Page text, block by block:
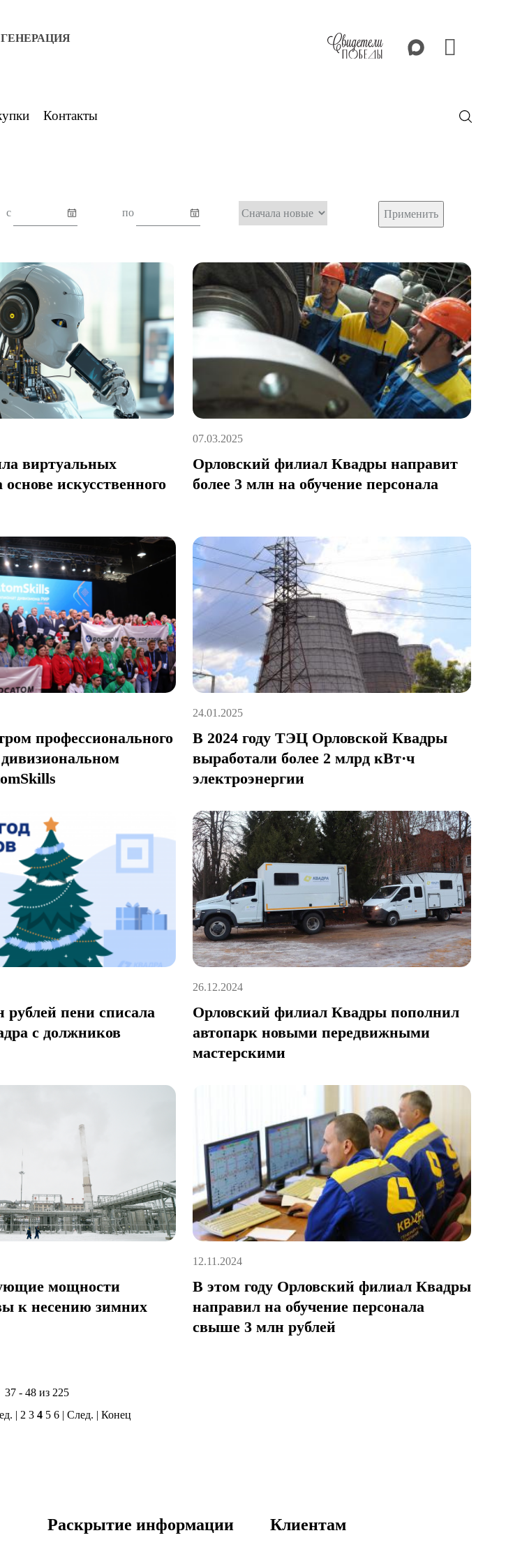
Контакты
с по Применить
виртуальных
основе искусственного
07.03.2025
Орловский филиал Квадры направит
более 3 млн на обучение персонала
профессионального
24.01.2025
В 2024 году ТЭЦ Орловской Квадры
выработали более 2 млрд кВт·ч
электроэнергии
пени списала
с должников
26.12.2024
Орловский филиал Квадры пополнил
автопарк новыми передвижными
мастерскими
мощности
к несению зимних
12.11.2024
В этом году Орловский филиал Квадры
направил на обучение персонала
свыше 3 млн рублей
37 - 48 из 225
| 2 3 4 5 6| След. | Конец
Раскрытие информации Клиентам